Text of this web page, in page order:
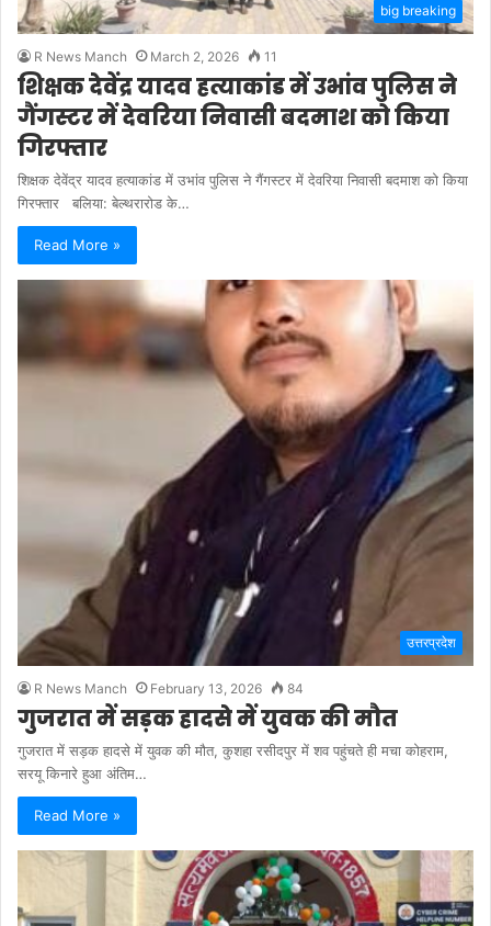
big breaking
R News Manch March 2, 2026 11
शिक्षक देवेंद्र यादव हत्याकांड में उभांव पुलिस ने
गैंगस्टर में देवरिया निवासी बदमाश को किया
गिरफ्तार
शिक्षक देवेंद्र यादव हत्याकांड में उभांव पुलिस ने गैंगस्टर में देवरिया निवासी बदमाश को किया
गिरफ्तार बलिया: बेल्थरारोड के…
Read More »
उत्तरप्रदेश
R News Manch February 13, 2026 84
गुजरात में सड़क हादसे में युवक की मौत
गुजरात में सड़क हादसे में युवक की मौत, कुशहा रसीदपुर में शव पहुंचते ही मचा कोहराम,
सरयू किनारे हुआ अंतिम…
Read More »